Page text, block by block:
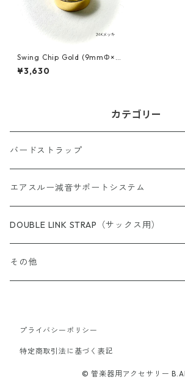
Swing Chip Gold (9mmΦ×3
mm) スイングチップ
¥3,630
カテゴリー
バードストラップ
サックス用
完成品（すべての商品）
完成品（ウォッシャブル）
完成品（ブレードクリンチタイプ）
ショルダー（サックス／ファゴット用）
完成品
クラリネット用
カスタムパーツ/アクセサリー
ストラップ
カスタムパーツ
有料ラッピング（ギフトボックス）
エアスルー減音サポートシステム
エアスルー・リード
エアスルー・ミュートバッグ
エアスルー・パッチ
DOUBLE LINK STRAP（サックス用）
その他
カラーリングパッド（トランペット用）
シェルシール（トランペット用）
プライバシーポリシー
特定商取引法に基づく表記
© 管楽器用アクセサリー